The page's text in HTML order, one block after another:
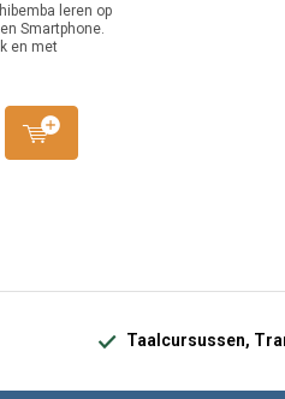
leren op
Smartphone.
en met
Taalcursussen,